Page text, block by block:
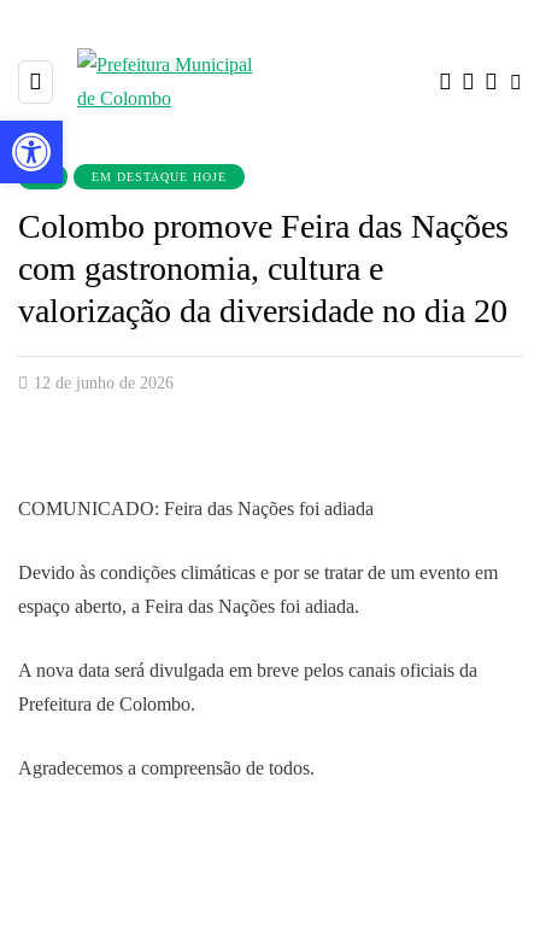
EM DESTAQUE HOJE
Colombo promove Feira das Nações
com gastronomia, cultura e
valorização da diversidade no dia 20
12 de junho de 2026
COMUNICADO: Feira das Nações foi adiada
Devido às condições climáticas e por se tratar de um evento em
espaço aberto, a Feira das Nações foi adiada.
A nova data será divulgada em breve pelos canais oficiais da
Prefeitura de Colombo.
Agradecemos a compreensão de todos.
Barra de Ferramentas Aberta